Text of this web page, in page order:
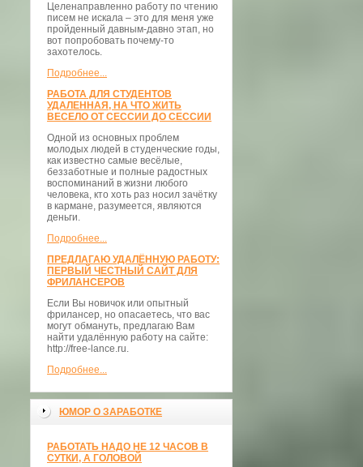
Целенаправленно работу по чтению
писем не искала – это для меня уже
пройденный давным-давно этап, но
вот попробовать почему-то
захотелось.
Подробнее...
РАБОТА ДЛЯ СТУДЕНТОВ
УДАЛЕННАЯ, НА ЧТО ЖИТЬ
ВЕСЕЛО ОТ СЕССИИ ДО СЕССИИ
Одной из основных проблем
молодых людей в студенческие годы,
как известно самые весёлые,
беззаботные и полные радостных
воспоминаний в жизни любого
человека, кто хоть раз носил зачётку
в кармане, разумеется, являются
деньги.
Подробнее...
ПРЕДЛАГАЮ УДАЛЁННУЮ РАБОТУ:
ПЕРВЫЙ ЧЕСТНЫЙ САЙТ ДЛЯ
ФРИЛАНСЕРОВ
Если Вы новичок или опытный
фрилансер, но опасаетесь, что вас
могут обмануть, предлагаю Вам
найти удалённую работу на сайте:
http://free-lance.ru.
Подробнее...
ЮМОР О ЗАРАБОТКЕ
РАБОТАТЬ НАДО НЕ 12 ЧАСОВ В
СУТКИ, А ГОЛОВОЙ